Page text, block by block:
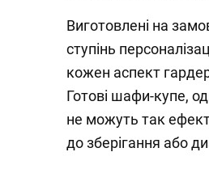
Виготовлені на
ступінь
кожен аспект
Готові шафи-купе,
не можуть так
до зберігання або